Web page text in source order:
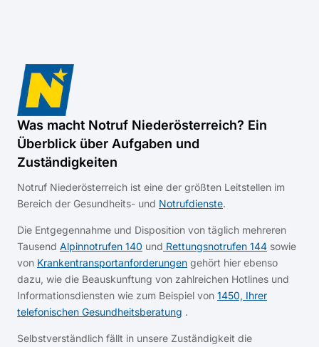
Was macht Notruf Niederösterreich? Ein
Überblick über Aufgaben und
Zuständigkeiten
Notruf Niederösterreich ist eine der größten Leitstellen im
Bereich der Gesundheits- und Notrufdienste.
Die Entgegennahme und Disposition von täglich mehreren
Tausend Alpinnotrufen 140 und Rettungsnotrufen 144 sowie
von Krankentransportanforderungen gehört hier ebenso
dazu, wie die Beauskunftung von zahlreichen Hotlines und
Informationsdiensten wie zum Beispiel von 1450, Ihrer
telefonischen Gesundheitsberatung .
Selbstverständlich fällt in unsere Zuständigkeit die